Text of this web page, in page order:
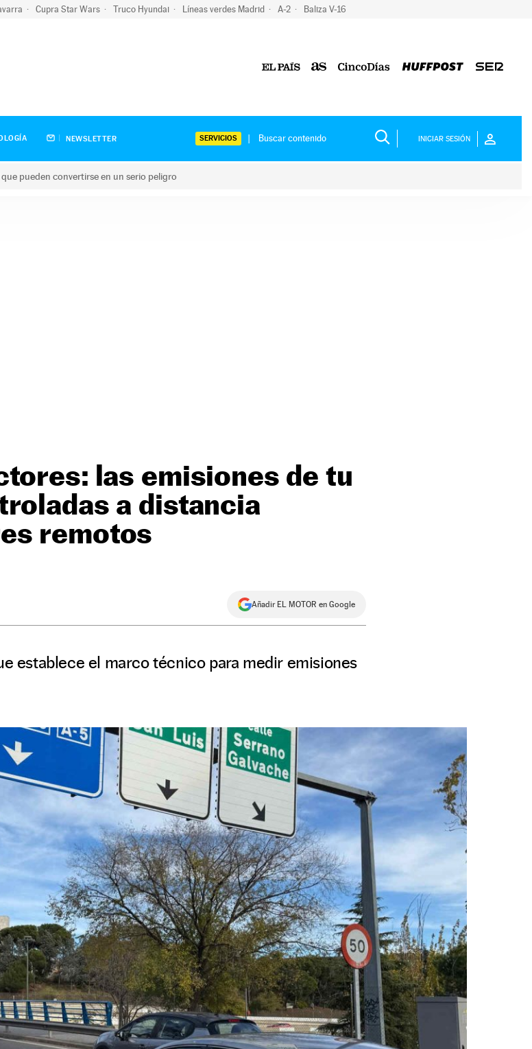
Cupra Star Wars Truco Hyundai Líneas verdes Madrid A-2 Baliza V-16
NEWSLETTER SERVICIOS INICIAR SESIÓN
pueden convertirse en un serio peligro
las emisiones de tu
a distancia
remotos
Añadir EL MOTOR en Google
establece el marco técnico para medir emisiones